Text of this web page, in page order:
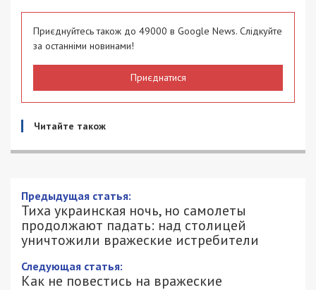
Приєднуйтесь також до 49000 в Google News. Слідкуйте
за останніми новинами!
Приєднатися
Читайте також
Предыдущая статья:
Тиха украинская ночь, но самолеты
продолжают падать: над столицей
уничтожили вражеские истребители
Следующая статья:
Как не повестись на вражеские